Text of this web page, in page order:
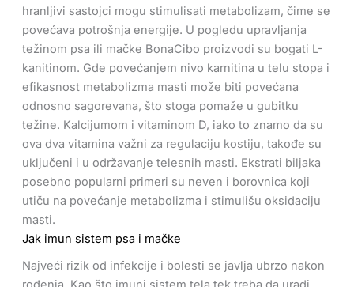
hranljivi sastojci mogu stimulisati metabolizam, čime se
povećava potrošnja energije. U pogledu upravljanja
težinom psa ili mačke BonaCibo proizvodi su bogati L-
kanitinom. Gde povećanjem nivo karnitina u telu stopa i
efikasnost metabolizma masti može biti povećana
odnosno sagorevana, što stoga pomaže u gubitku
težine. Kalcijumom i vitaminom D, iako to znamo da su
ova dva vitamina važni za regulaciju kostiju, takođe su
uključeni i u održavanje telesnih masti. Ekstrati biljaka
posebno popularni primeri su neven i borovnica koji
utiču na povećanje metabolizma i stimulišu oksidaciju
masti.
Jak imun sistem psa i mačke
Najveći rizik od infekcije i bolesti se javlja ubrzo nakon